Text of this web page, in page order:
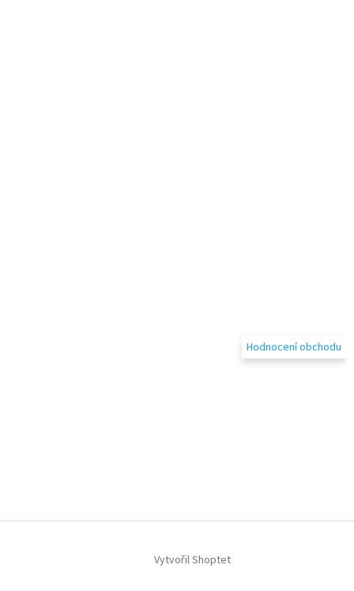
Hodnocení obchodu
Vytvořil Shoptet